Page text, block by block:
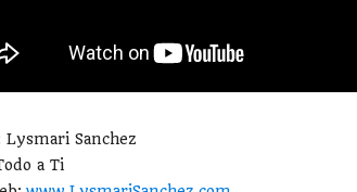
Sanchez
a Ti